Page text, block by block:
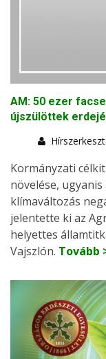
AM: 50 ezer
újszülöttek
Kormányzati
növelése,
klímaváltozás
jelentette ki az
helyettes
Vajszlón. Tovább